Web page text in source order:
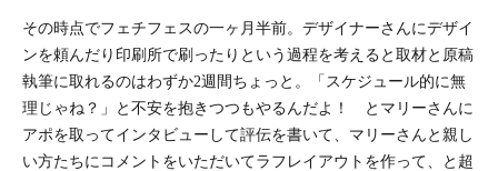
その時点でフェチフェスの一ヶ月半前。デザイナーさんにデザイ
ンを頼んだり印刷所で刷ったりという過程を考えると取材と原稿
執筆に取れるのはわずか2週間ちょっと。「スケジュール的に無
理じゃね？」と不安を抱きつつもやるんだよ！ とマリーさんに
アポを取ってインタビューして評伝を書いて、マリーさんと親し
い方たちにコメントをいただいてラフレイアウトを作って、と超